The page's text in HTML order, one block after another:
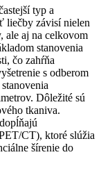
typ a
liečby závisí nielen
ale aj na celkovom
stanovenia
čo zahŕňa
s odberom
Dôležité sú
tkaniva.
CT), ktoré slúžia
šírenie do